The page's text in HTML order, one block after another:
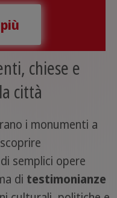
chiese e
città
i monumenti a
semplici opere
di testimonianze